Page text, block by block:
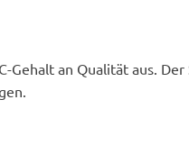
Gehalt an Qualität aus.